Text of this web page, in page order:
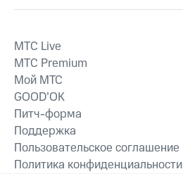
MTС Live
MTС Premium
Мой МТС
GOOD’OK
Питч-форма
Поддержка
Пользовательское соглашение
Политика конфиденциальности